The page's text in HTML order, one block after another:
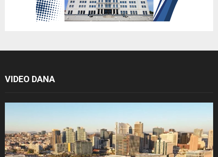
VIDEO DANA